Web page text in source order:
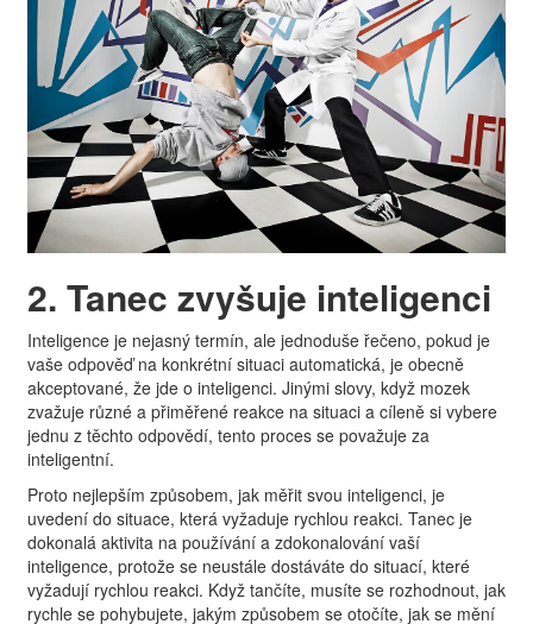
2. Tanec zvyšuje inteligenci
Inteligence je nejasný termín, ale jednoduše řečeno, pokud je
vaše odpověď na konkrétní situaci automatická, je obecně
akceptované, že jde o inteligenci. Jinými slovy, když mozek
zvažuje různé a přiměřené reakce na situaci a cíleně si vybere
jednu z těchto odpovědí, tento proces se považuje za
inteligentní.
Proto nejlepším způsobem, jak měřit svou inteligenci, je
uvedení do situace, která vyžaduje rychlou reakci. Tanec je
dokonalá aktivita na používání a zdokonalování vaší
inteligence, protože se neustále dostáváte do situací, které
vyžadují rychlou reakci. Když tančíte, musíte se rozhodnout, jak
rychle se pohybujete, jakým způsobem se otočíte, jak se mění